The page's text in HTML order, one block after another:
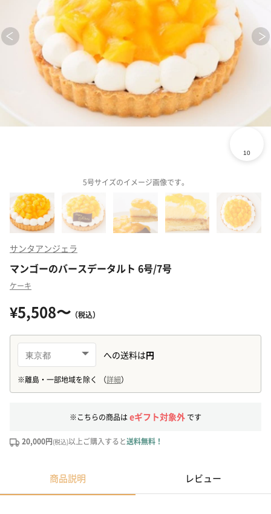
5号サイズのイメージ画像です。
サンタアンジェラ
マンゴーのバースデータルト 6号/7号
ケーキ
¥5,508〜 （税込）
※こちらの商品はeギフト対象外 です
20,000円(税込)以上ご購入すると送料無料！
商品説明 レビュー